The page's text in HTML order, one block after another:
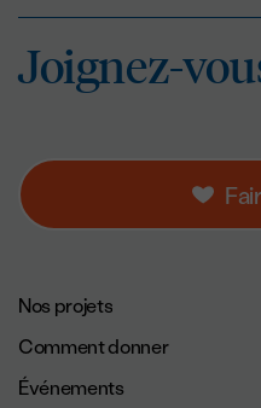
Joignez-
Navigation de pied de
Nos projets
Comment donner
Événements